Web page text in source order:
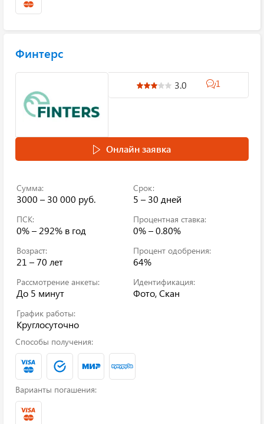
Финтерс
3.0 1
Онлайн заявка
Сумма:
3000 – 30 000 руб.
Срок:
5 – 30 дней
ПСК:
0% – 292% в год
Процентная ставка:
0% – 0.80%
Возраст:
21 – 70 лет
Процент одобрения:
64%
Рассмотрение анкеты:
До 5 минут
Идентификация:
Фото, Скан
График работы:
Круглосуточно
Способы получения:
Варианты погашения: